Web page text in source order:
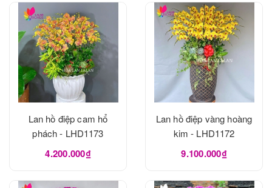
Lan hồ điệp cam hổ
phách - LHD1173
4.200.000₫
Lan hồ điệp vàng hoàng
kim - LHD1172
9.100.000₫